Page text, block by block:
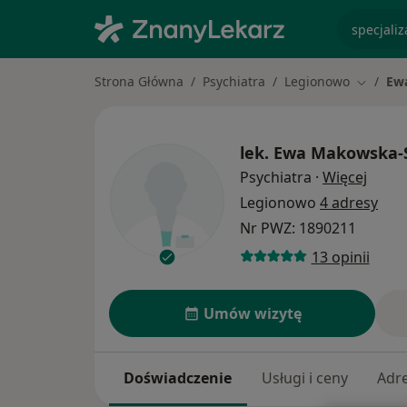
Strona Główna Psychiatra Legionowo Zmień
lek. Ewa Makowska-
Psychiatra · Więcej
Legionowo 4 adresy
Nr PWZ: 1890211
13 opinii
Umów wizytę
Doświadczenie Usługi i ceny